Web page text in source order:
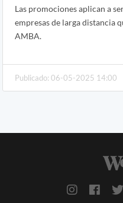
Las promociones aplican a
empresas de larga distancia
AMBA.
Publicado: 06-05-2025 14:00